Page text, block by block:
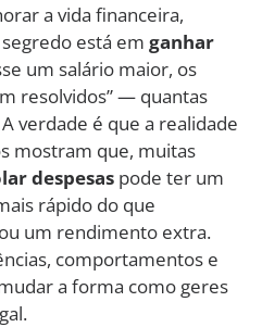
a vida financeira,
está em ganhar
um salário maior, os
resolvidos” — quantas
verdade é que a realidade
mostram que, muitas
despesas pode ter um
rápido do que
um rendimento extra.
comportamentos e
a forma como geres